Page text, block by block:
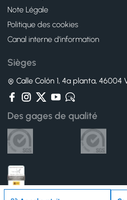
Note Légale
Politique des cookies
Canal interne d’information
Sièges
Calle Colón 1, 4ª planta, 46004
Des gages de qualité